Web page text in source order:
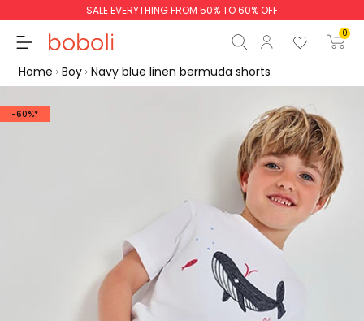
SALE EVERYTHING FROM 50% TO 60% OFF
0
€0.00
€0.00
Start order
Home Boy Navy blue linen bermuda shorts
-60%*